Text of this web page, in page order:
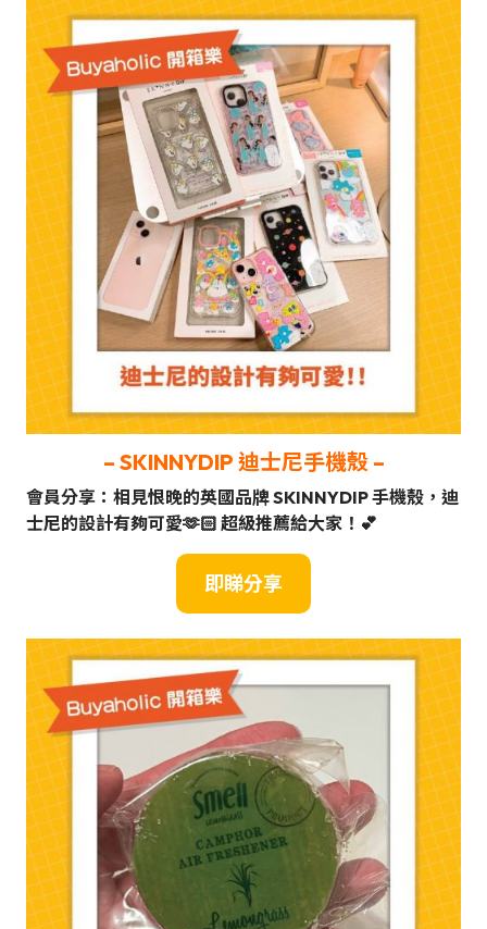
– SKINNYDIP 迪士尼手機殼 –
會員分享：相見恨晚的英國品牌 SKINNYDIP 手機殼，迪
士尼的設計有夠可愛🫶🏻 超級推薦給大家！💕
即睇分享